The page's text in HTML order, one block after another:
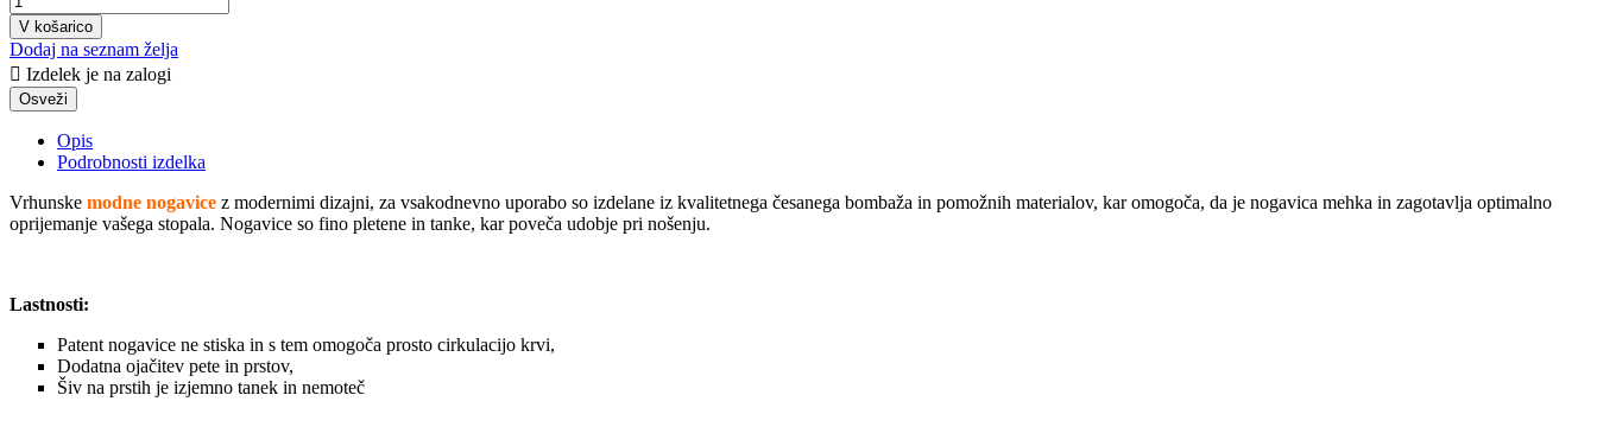
V košarico
Dodaj na seznam želja
 Izdelek je na zalogi
Opis
Podrobnosti izdelka
Vrhunske modne nogavice z modernimi dizajni, za vsakodnevno uporabo so izdelane iz kvalitetnega česanega bombaža in pomožnih materialov, kar omogoča, da je nogavica mehka in zagotavlja optimalno
oprijemanje vašega stopala. Nogavice so fino pletene in tanke, kar poveča udobje pri nošenju.
Lastnosti:
Patent nogavice ne stiska in s tem omogoča prosto cirkulacijo krvi,
Dodatna ojačitev pete in prstov,
Šiv na prstih je izjemno tanek in nemoteč